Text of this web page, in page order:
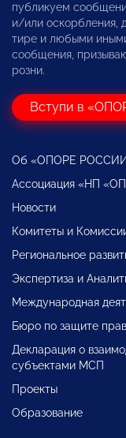
публикуем
и/или оскорбления,
тире и любыми
сообщения,
розни.
Вступи в
Об «ОПОРЕ
Ассоциация «НП
Новости
Комитеты и
Региональное
Экспертиза и
Международная
Бюро по защите
Декларация о
субъектами МСП
Проекты
Образование